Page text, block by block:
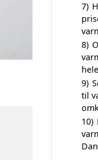
7)
8)
9)
til
10)